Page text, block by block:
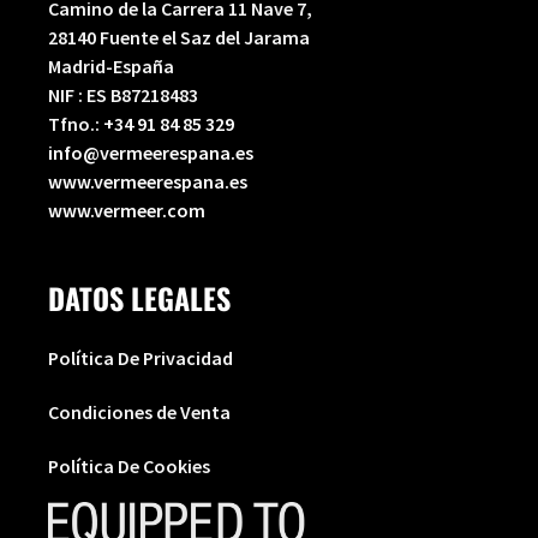
Camino de la Carrera 11 Nave 7,
28140 Fuente el Saz del Jarama
Madrid-España
NIF : ES B87218483
Tfno.: +34 91 84 85 329
info@vermeerespana.es
www.vermeerespana.es
www.vermeer.com
DATOS LEGALES
Política De Privacidad
Condiciones de Venta
Política De Cookies